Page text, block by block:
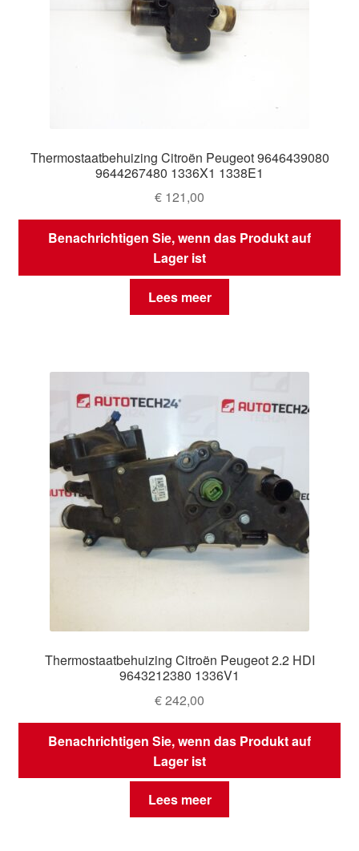
Thermostaatbehuizing Citroën Peugeot 9646439080
9644267480 1336X1 1338E1
€ 121,00
Benachrichtigen Sie, wenn das Produkt auf
Lager ist
Lees meer
Thermostaatbehuizing Citroën Peugeot 2.2 HDI
9643212380 1336V1
€242,00
Benachrichtigen Sie, wenn das Produkt auf
Lager ist
Lees meer